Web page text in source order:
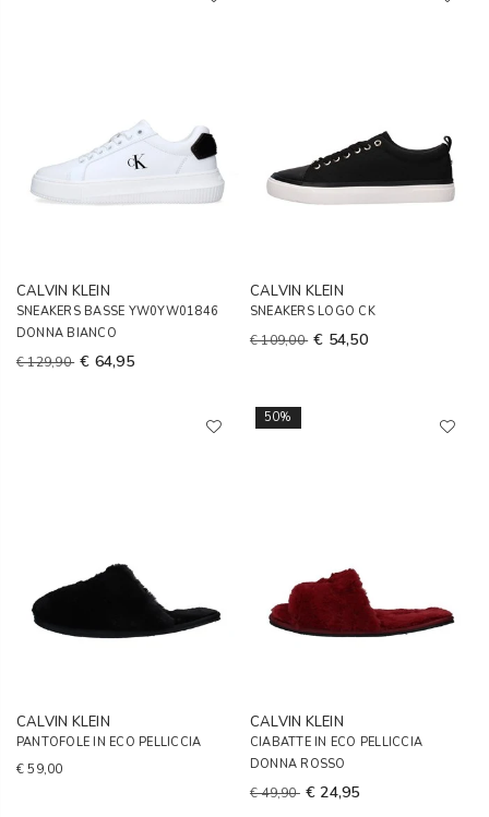
CALVIN KLEIN
SNEAKERS BASSE YW0YW01846
DONNA BIANCO
€ 129,90 € 64,95
CALVIN KLEIN
SNEAKERS LOGO CK
€ 109,00 € 54,50
CALVIN KLEIN
PANTOFOLE IN ECO PELLICCIA
€ 59,00
50%
CALVIN KLEIN
CIABATTE IN ECO PELLICCIA
DONNA ROSSO
€ 49,90 € 24,95